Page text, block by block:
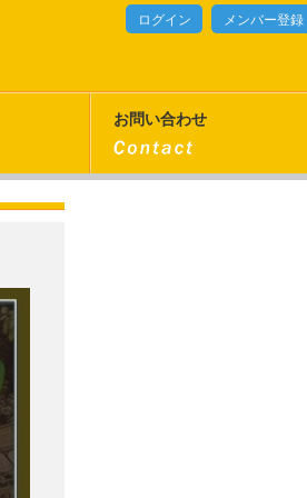
ログイン メンバー登録
お問い合わせ